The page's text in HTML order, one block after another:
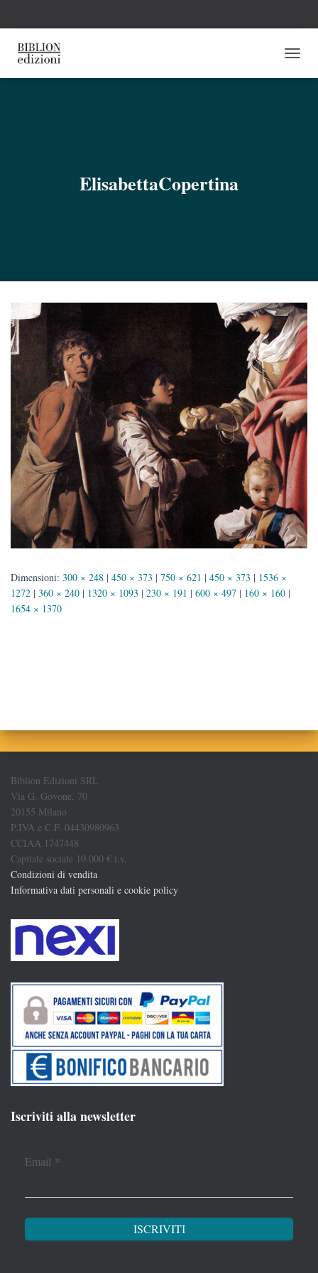
A
E
ElisabettaCopertina
Dimensioni: 300 × 248 | 450 × 373 | 750 × 621 | 450 × 373 | 1536 ×
1272 | 360 × 240 | 1320 × 1093 | 230 × 191 | 600 × 497 | 160 × 160 |
1654 × 1370
Biblion Edizioni SRL
Via G. Govone, 70
20155 Milano
P.IVA e C.F. 04430980963
CCIAA 1747448
Capitale sociale 10.000 € i.v.
Condizioni di vendita
Informativa dati personali e cookie policy
Iscriviti alla newsletter
Email *